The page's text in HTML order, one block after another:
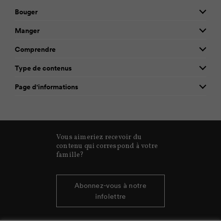
Bouger
Manger
Comprendre
Type de contenus
Page d'informations
Vous aimeriez recevoir du
contenu qui correspond à votre
famille?
Abonnez-vous à notre
infolettre